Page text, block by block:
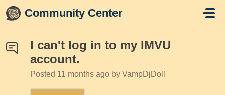
Skip to main content
Community Center
I can't log in to my IMVU
account.
Posted 11 months ago by VampDjDoll